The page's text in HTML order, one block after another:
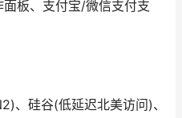
板、支付宝/微信支付支
、硅谷(低延迟北美访问)、